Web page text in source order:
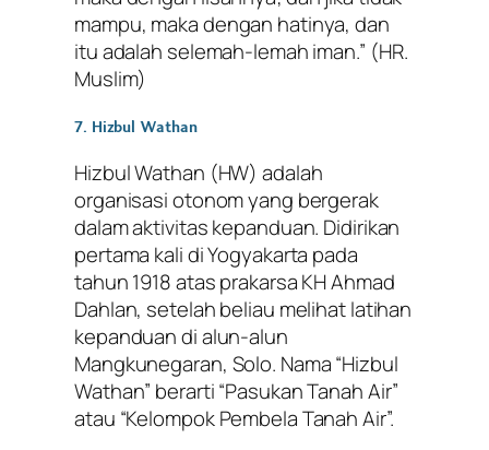
mampu, maka dengan hatinya, dan
itu adalah selemah-lemah iman.” (HR.
Muslim)
7. Hizbul Wathan
Hizbul Wathan (HW) adalah
organisasi otonom yang bergerak
dalam aktivitas kepanduan. Didirikan
pertama kali di Yogyakarta pada
tahun 1918 atas prakarsa KH Ahmad
Dahlan, setelah beliau melihat latihan
kepanduan di alun-alun
Mangkunegaran, Solo. Nama “Hizbul
Wathan” berarti “Pasukan Tanah Air”
atau “Kelompok Pembela Tanah Air”.